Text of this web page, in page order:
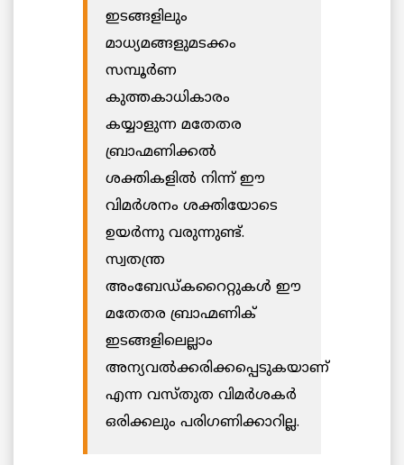
ഇടങ്ങളിലും
മാധ്യമങ്ങളുമടക്കം
സമ്പൂർണ
കുത്തകാധികാരം
കയ്യാളുന്ന മതേതര
ബ്രാഹ്മണിക്കൽ
ശക്തികളിൽ നിന്ന് ഈ
വിമർശനം ശക്തിയോടെ
ഉയർന്നു വരുന്നുണ്ട്.
സ്വതന്ത്ര
അംബേഡ്കറൈറ്റുകൾ ഈ
മതേതര ബ്രാഹ്മണിക്
ഇടങ്ങളിലെല്ലാം
അന്യവൽക്കരിക്കപ്പെടുകയാണ്
എന്ന വസ്തുത വിമർശകർ
ഒരിക്കലും പരിഗണിക്കാറില്ല.